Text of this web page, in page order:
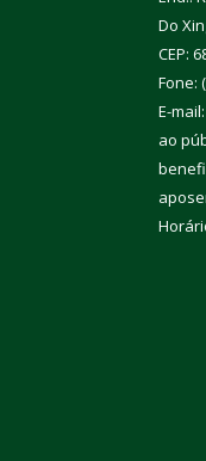
Do
CEP:
Fone:
E-
ao